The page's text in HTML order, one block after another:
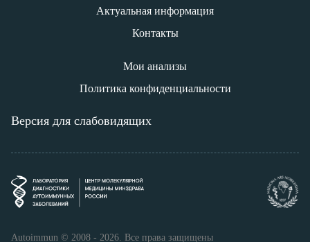
Актуальная информация
Контакты
Мои анализы
Политика конфиденциальности
Версия для слабовидящих
Autoimmun © 2008 - 2026. Все права защищены